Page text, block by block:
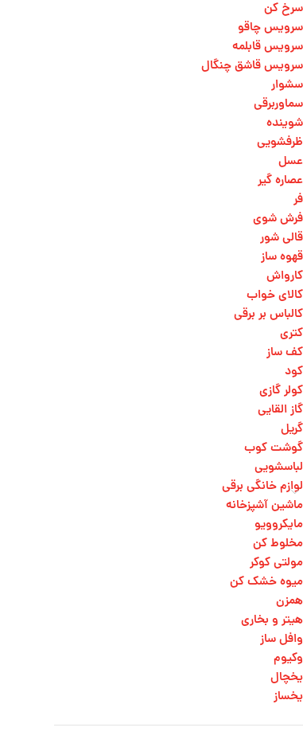
سرخ کن
سرویس چاقو
سرویس قابلمه
سرویس قاشق چنگال
سشوار
سماوربرقی
شوینده
ظرفشویی
عسل
عصاره گیر
فر
فرش شوی
قالی شور
قهوه ساز
کارواش
کالای خواب
کالباس بر برقی
کتری
کف ساز
کود
کولر گازی
گاز القایی
گریل
گوشت کوب
لباسشویی
لوازم خانگی برقی
ماشین آشپزخانه
مایکروویو
مخلوط کن
مولتی کوکر
میوه خشک کن
همزن
هیتر و بخاری
وافل ساز
وکیوم
یخچال
یخساز